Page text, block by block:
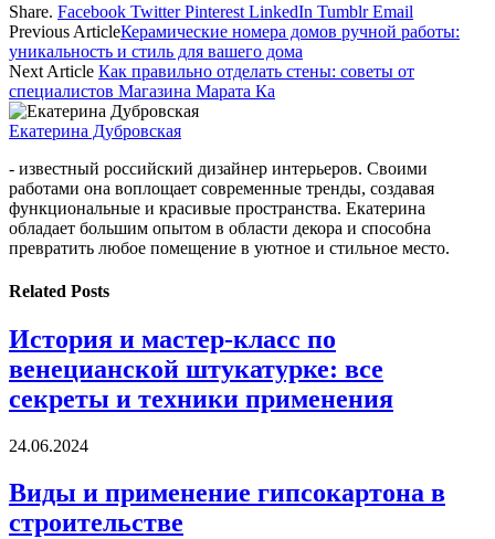
Share. Facebook Twitter Pinterest LinkedIn Tumblr Email
Previous ArticleКерамические номера домов ручной работы:
уникальность и стиль для вашего дома
Next Article Как правильно отделать стены: советы от
специалистов Магазина Марата Ка
Екатерина Дубровская
- известный российский дизайнер интерьеров. Своими
работами она воплощает современные тренды, создавая
функциональные и красивые пространства. Екатерина
обладает большим опытом в области декора и способна
превратить любое помещение в уютное и стильное место.
Related Posts
История и мастер-класс по
венецианской штукатурке: все
секреты и техники применения
24.06.2024
Виды и применение гипсокартона в
строительстве